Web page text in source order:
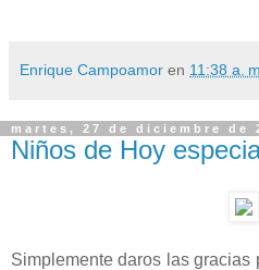
Enrique Campoamor en 11:38 a. m.
martes, 27 de diciembre de
Niños de Hoy
Simplemente daros las gracias